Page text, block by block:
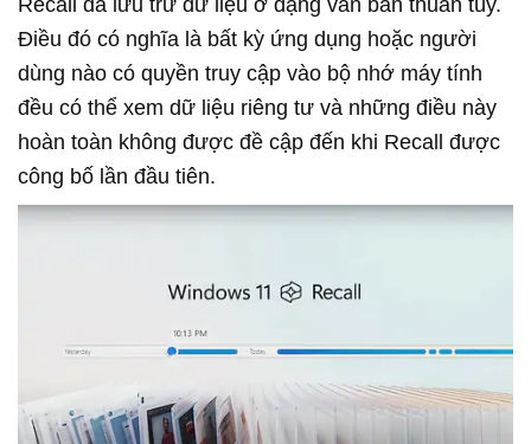
Recall đã lưu trữ dữ liệu ở dạng văn bản thuần túy.
Điều đó có nghĩa là bất kỳ ứng dụng hoặc người
dùng nào có quyền truy cập vào bộ nhớ máy tính
đều có thể xem dữ liệu riêng tư và những điều này
hoàn toàn không được đề cập đến khi Recall được
công bố lần đầu tiên.